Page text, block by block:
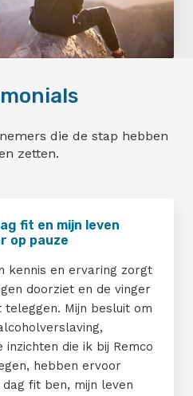
die de stap hebben
zetten.
fit en mijn leven
op pauze
kennis en ervaring zorgt
doorziet en de vinger
Mijn besluit om
die ik bij Remco
hebben ervoor
fit ben, mijn leven